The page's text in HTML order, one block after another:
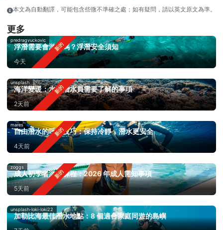
本文為自動翻譯，可能包含些微不準確之處；如有疑問，請以英文原文為準。
更多
predragvuckovic
浮潛需要會游泳嗎？浮潛安全須知
今天
unsplash
海洋變暖：水肺潛水員需要了解的事項
2天前
mares
自由潛水的呼吸技巧：保持冷靜，潛水更安全
4天前
zoggs
成人初學者游泳課程：2026 年成人需知事項
5天前
unsplash-loki-loki22
加勒比海最佳潛水地點：8 個適合家庭同遊的島嶼